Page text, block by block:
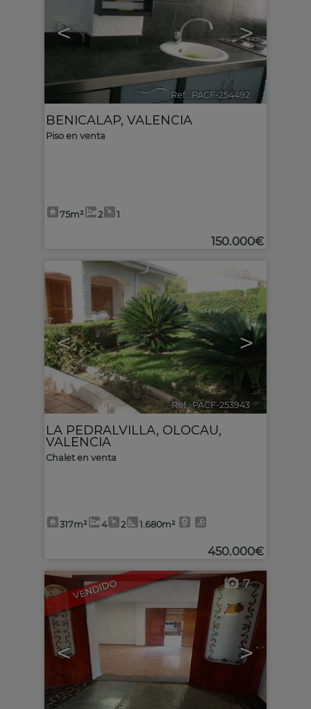
< >
Ref.. PACF-254492 🔗
BENICALAP, VALENCIA
Piso en venta
75m² 2 1
150.000€
< >
11
Ref.. PACF-253943 🔗
LA PEDRALVILLA, OLOCAU,
VALENCIA
Chalet en venta
317m² 4 2 1.680m²
450.000€
VENDIDO
< >
7